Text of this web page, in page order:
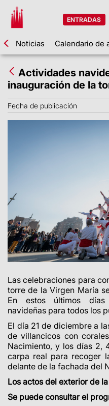
ENTRADAS
Noticias Calendario de
Actividades
inauguración de la
Fecha de publicación
Las celebraciones para
torre de la Virgen María
En estos últimos días
navideñas para todos los
El día 21 de diciembre a
de villancicos con
Nacimiento, y los días 2,
carpa real para recoger
delante de la fachada del
Los actos del exterior de
Se puede consultar el